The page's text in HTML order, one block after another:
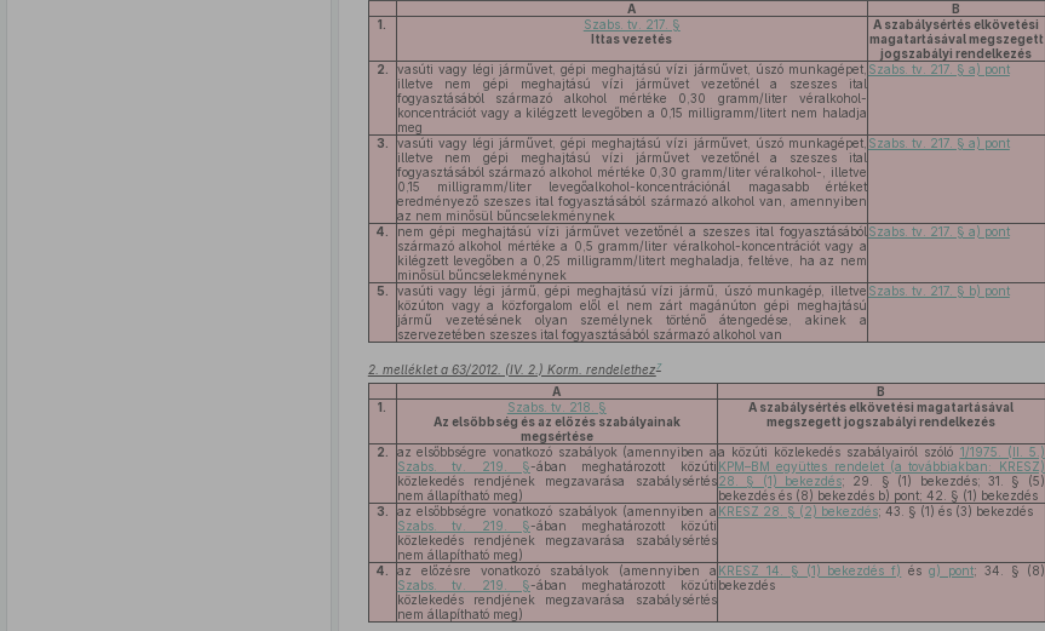
A B
1.
Szabs. tv. 217. §
Ittas vezetés
A szabálysértés elkövetési
magatartásával megszegett
jogszabályi rendelkezés
2.
vasúti vagy légi járművet, gépi meghajtású vízi járművet, úszó munkagépet,
illetve nem gépi meghajtású vízi járművet vezetőnél a szeszes ital
fogyasztásából származó alkohol mértéke 0,30 gramm/liter véralkohol-
koncentrációt vagy a kilégzett levegőben a 0,15 milligramm/litert nem haladja
meg
Szabs. tv. 217. § a) pont
3.
vasúti vagy légi járművet, gépi meghajtású vízi járművet, úszó munkagépet,
illetve nem gépi meghajtású vízi járművet vezetőnél a szeszes ital
fogyasztásából származó alkohol mértéke 0,30 gramm/liter véralkohol-, illetve
0,15 milligramm/liter levegőalkohol-koncentrációnál magasabb értéket
eredményező szeszes ital fogyasztásából származó alkohol van, amennyiben
az nem minősül bűncselekménynek
Szabs. tv. 217. § a) pont
4.
nem gépi meghajtású vízi járművet vezetőnél a szeszes ital fogyasztásából
származó alkohol mértéke a 0,5 gramm/liter véralkohol-koncentrációt vagy a
kilégzett levegőben a 0,25 milligramm/litert meghaladja, feltéve, ha az nem
minősül bűncselekménynek
Szabs. tv. 217. § a) pont
5.
vasúti vagy légi jármű, gépi meghajtású vízi jármű, úszó munkagép, illetve
közúton vagy a közforgalom elől el nem zárt magánúton gépi meghajtású
jármű vezetésének olyan személynek történő átengedése, akinek a
szervezetében szeszes ital fogyasztásából származó alkohol van
Szabs. tv. 217. § b) pont
2. melléklet a 63/2012. (IV. 2.) Korm. rendelethez 7
A B
1.
Szabs. tv. 218. §
Az elsőbbség és az előzés szabályainak
megsértése
A szabálysértés elkövetési magatartásával
megszegett jogszabályi rendelkezés
2.
az elsőbbségre vonatkozó szabályok (amennyiben a
Szabs. tv. 219. §-ában meghatározott közúti
közlekedés rendjének megzavarása szabálysértés
nem állapítható meg)
a közúti közlekedés szabályairól szóló 1/1975. (II. 5.)
KPM–BM együttes rendelet (a továbbiakban: KRESZ)
28. § (1) bekezdés; 29. § (1) bekezdés; 31. § (5)
bekezdés és (8) bekezdés b) pont; 42. § (1) bekezdés
3.
az elsőbbségre vonatkozó szabályok (amennyiben a
Szabs. tv. 219. §-ában meghatározott közúti
közlekedés rendjének megzavarása szabálysértés
nem állapítható meg)
KRESZ 28. § (2) bekezdés; 43. § (1) és (3) bekezdés
4.
az előzésre vonatkozó szabályok (amennyiben a
Szabs. tv. 219. §-ában meghatározott közúti
közlekedés rendjének megzavarása szabálysértés
nem állapítható meg)
KRESZ 14. § (1) bekezdés f) ésg) pont; 34. § (8)
bekezdés